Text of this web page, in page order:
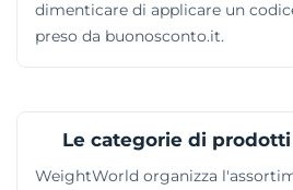
dimenticare di applicare un
preso da buonosconto.it.
Le categorie di
WeightWorld organizza